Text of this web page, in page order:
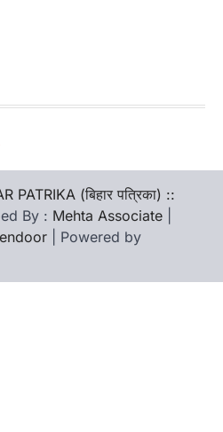
PATRIKA (बिहार पत्रिका) ::
By : Mehta Associate
| Powered by